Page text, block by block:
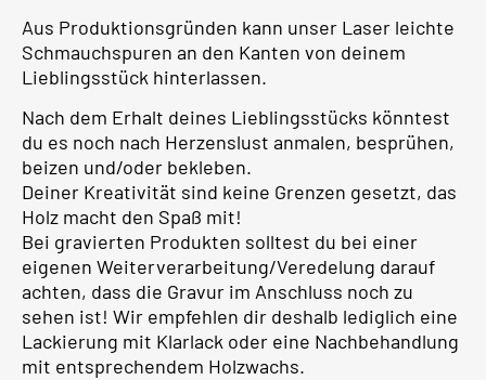
Aus Produktionsgründen kann unser Laser leichte
Schmauchspuren an den Kanten von deinem
Lieblingsstück hinterlassen.
Nach dem Erhalt deines Lieblingsstücks könntest
du es noch nach Herzenslust anmalen, besprühen,
beizen und/oder bekleben.
Deiner Kreativität sind keine Grenzen gesetzt, das
Holz macht den Spaß mit!
Bei gravierten Produkten solltest du bei einer
eigenen Weiterverarbeitung/Veredelung darauf
achten, dass die Gravur im Anschluss noch zu
sehen ist! Wir empfehlen dir deshalb lediglich eine
Lackierung mit Klarlack oder eine Nachbehandlung
mit entsprechendem Holzwachs.